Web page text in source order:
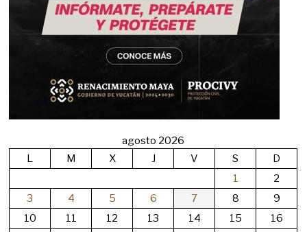
agosto 2026
L
M X J V S
D
1
2
3
4 5 6 7 8
9
10
11 12 13 14 15 16